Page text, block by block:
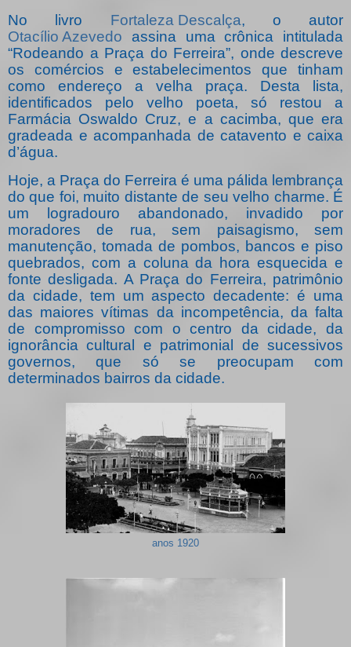
No livro Fortaleza Descalça, o autor
Otacílio Azevedo assina uma crônica intitulada
“Rodeando a Praça do Ferreira”, onde descreve
os comércios e estabelecimentos que tinham
como endereço a velha praça. Desta lista,
identificados pelo velho poeta, só restou a
Farmácia Oswaldo Cruz, e a cacimba, que era
gradeada e acompanhada de catavento e caixa
d’água.
Hoje, a Praça do Ferreira é uma pálida lembrança
do que foi, muito distante de seu velho charme. É
um logradouro abandonado, invadido por
moradores de rua, sem paisagismo, sem
manutenção, tomada de pombos, bancos e piso
quebrados, com a coluna da hora esquecida e
fonte desligada. A Praça do Ferreira, patrimônio
da cidade, tem um aspecto decadente: é uma
das maiores vítimas da incompetência, da falta
de compromisso com o centro da cidade, da
ignorância cultural e patrimonial de sucessivos
governos, que só se preocupam com
determinados bairros da cidade.
anos 1920